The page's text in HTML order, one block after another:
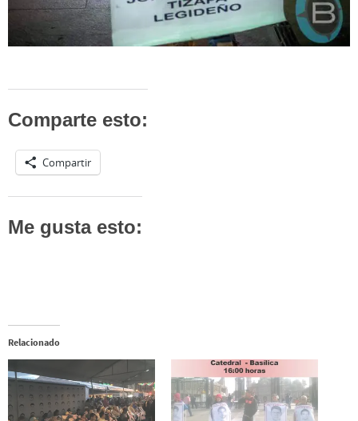
Comparte esto:
Compartir
Me gusta esto:
Relacionado